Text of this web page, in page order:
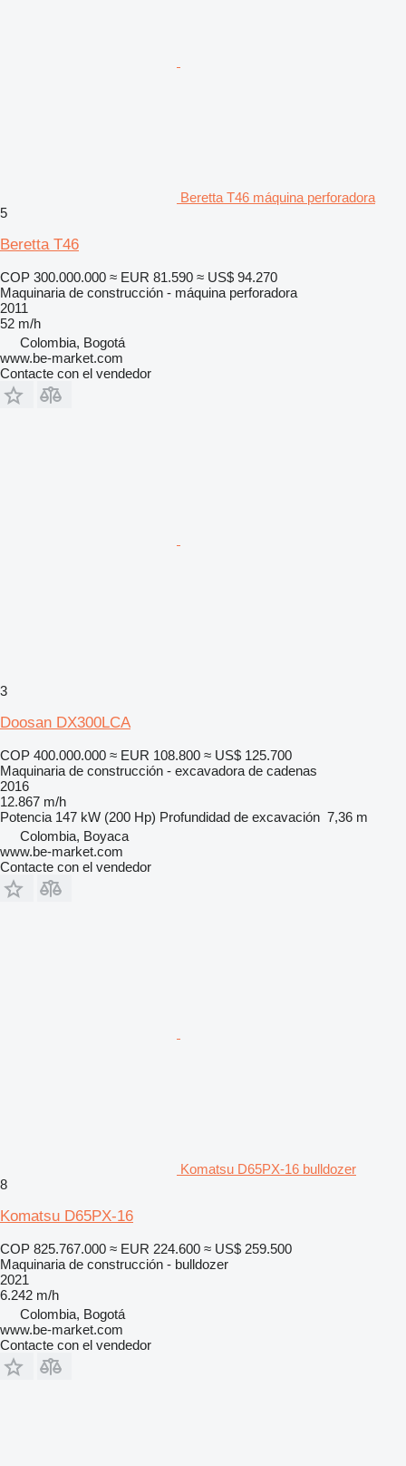
Beretta T46 máquina perforadora
5
Beretta T46
COP 300.000.000 ≈ EUR 81.590 ≈ US$ 94.270
Maquinaria de construcción - máquina perforadora
2011
52 m/h
Colombia, Bogotá
www.be-market.com
Contacte con el vendedor
3
Doosan DX300LCA
COP 400.000.000 ≈ EUR 108.800 ≈ US$ 125.700
Maquinaria de construcción - excavadora de cadenas
2016
12.867 m/h
Potencia 147 kW (200 Hp) Profundidad de excavación 7,36 m
Colombia, Boyaca
www.be-market.com
Contacte con el vendedor
Komatsu D65PX-16 bulldozer
8
Komatsu D65PX-16
COP 825.767.000 ≈ EUR 224.600 ≈ US$ 259.500
Maquinaria de construcción - bulldozer
2021
6.242 m/h
Colombia, Bogotá
www.be-market.com
Contacte con el vendedor